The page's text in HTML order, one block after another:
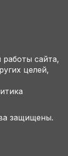
работы сайта,
целей,
защищены.